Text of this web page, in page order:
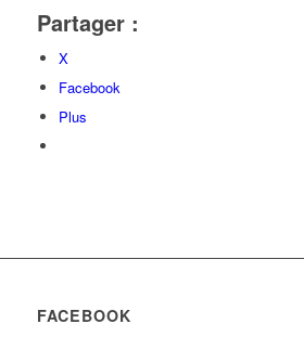
Partager :
X
Facebook
Plus
FACEBOOK